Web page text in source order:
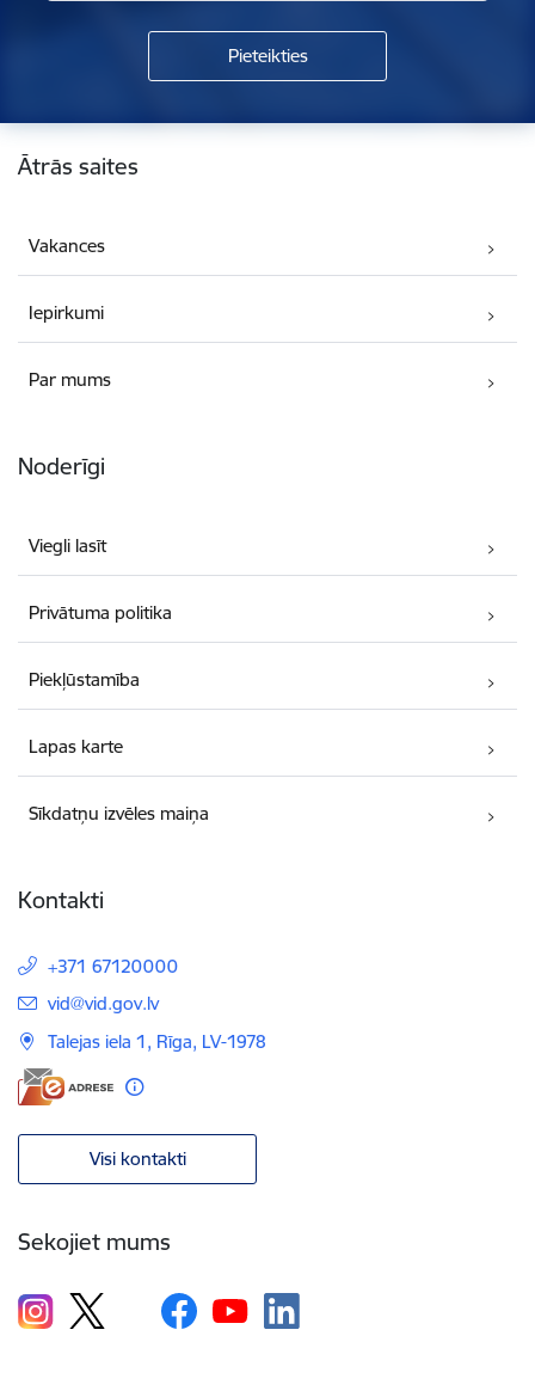
Kājene
Ātrās saites
Vakances
Iepirkumi
Par mums
Noderīgi
Viegli lasīt
Privātuma politika
Piekļūstamība
Lapas karte
Sīkdatņu izvēles maiņa
Kontakti
+371 67120000
E-pasts:
vid@vid.gov.lv
Talejas iela 1, Rīga, LV-1978
Visi kontakti
Sekojiet mums